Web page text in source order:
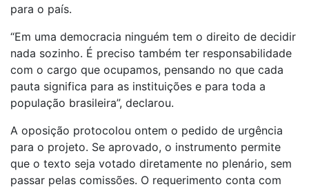
para o país.
“Em uma democracia ninguém tem o direito de decidir
nada sozinho. É preciso também ter responsabilidade
com o cargo que ocupamos, pensando no que cada
pauta significa para as instituições e para toda a
população brasileira”, declarou.
A oposição protocolou ontem o pedido de urgência
para o projeto. Se aprovado, o instrumento permite
que o texto seja votado diretamente no plenário, sem
passar pelas comissões. O requerimento conta com